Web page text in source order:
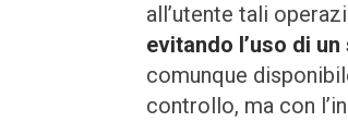
all’utente tali
evitando l’uso di
comunque
controllo, ma con